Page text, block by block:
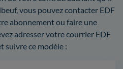
vous pouvez contacter EDF
abonnement ou faire une
adresser votre courrier EDF
suivre ce modèle :